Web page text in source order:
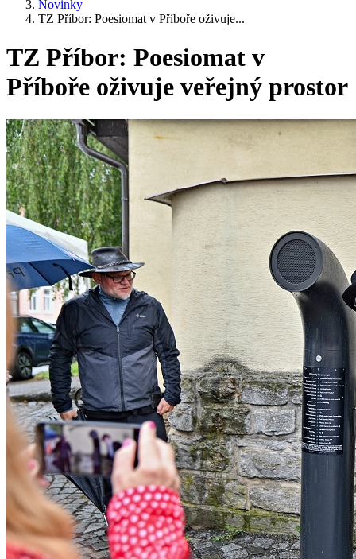
Novinky
TZ Příbor: Poesiomat v Příboře oživuje...
TZ Příbor: Poesiomat v
Příboře oživuje veřejný prostor